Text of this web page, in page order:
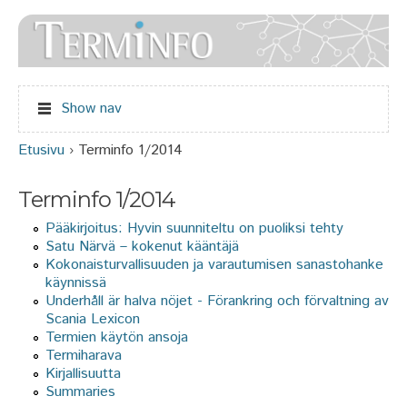
Jump to navigation
Show nav
Etusivu › Terminfo 1/2014
Terminfo 1/2014
Pääkirjoitus: Hyvin suunniteltu on puoliksi tehty
Satu Närvä – kokenut kääntäjä
Kokonaisturvallisuuden ja varautumisen sanastohanke
käynnissä
Underhåll är halva nöjet - Förankring och förvaltning av
Scania Lexicon
Termien käytön ansoja
Termiharava
Kirjallisuutta
Summaries